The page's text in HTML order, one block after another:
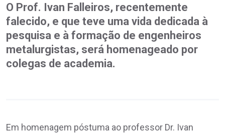
O Prof. Ivan Falleiros, recentemente
falecido, e que teve uma vida dedicada à
pesquisa e à formação de engenheiros
metalurgistas, será homenageado por
colegas de academia.
Em homenagem póstuma ao professor Dr. Ivan